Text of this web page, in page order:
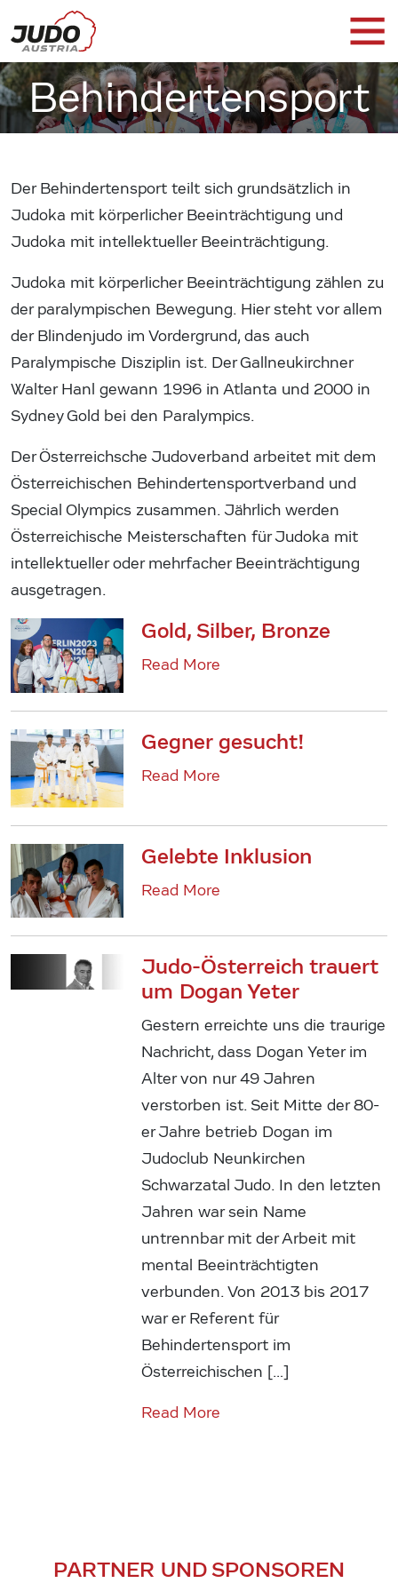
Behindertensport
Der Behindertensport teilt sich grundsätzlich in
Judoka mit körperlicher Beeinträchtigung und
Judoka mit intellektueller Beeinträchtigung.
Judoka mit körperlicher Beeinträchtigung zählen zu
der paralympischen Bewegung. Hier steht vor allem
der Blindenjudo im Vordergrund, das auch
Paralympische Disziplin ist. Der Gallneukirchner
Walter Hanl gewann 1996 in Atlanta und 2000 in
Sydney Gold bei den Paralympics.
Der Österreichsche Judoverband arbeitet mit dem
Österreichischen Behindertensportverband und
Special Olympics zusammen. Jährlich werden
Österreichische Meisterschaften für Judoka mit
intellektueller oder mehrfacher Beeinträchtigung
ausgetragen.
Gold, Silber, Bronze
Read More
Gegner gesucht!
Read More
Gelebte Inklusion
Read More
Judo-Österreich trauert
um Dogan Yeter
Gestern erreichte uns die traurige
Nachricht, dass Dogan Yeter im
Alter von nur 49 Jahren
verstorben ist. Seit Mitte der 80-
er Jahre betrieb Dogan im
Judoclub Neunkirchen
Schwarzatal Judo. In den letzten
Jahren war sein Name
untrennbar mit der Arbeit mit
mental Beeinträchtigten
verbunden. Von 2013 bis 2017
war er Referent für
Behindertensport im
Österreichischen […]
Read More
PARTNER UND SPONSOREN